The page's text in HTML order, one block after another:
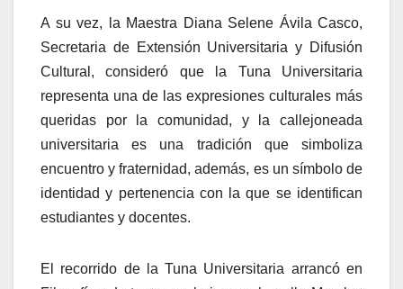
A su vez, la Maestra Diana Selene Ávila Casco,
Secretaria de Extensión Universitaria y Difusión
Cultural, consideró que la Tuna Universitaria
representa una de las expresiones culturales más
queridas por la comunidad, y la callejoneada
universitaria es una tradición que simboliza
encuentro y fraternidad, además, es un símbolo de
identidad y pertenencia con la que se identifican
estudiantes y docentes.
El recorrido de la Tuna Universitaria arrancó en